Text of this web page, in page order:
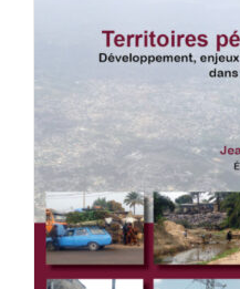
Achat en ligne
Panier WooCommerce